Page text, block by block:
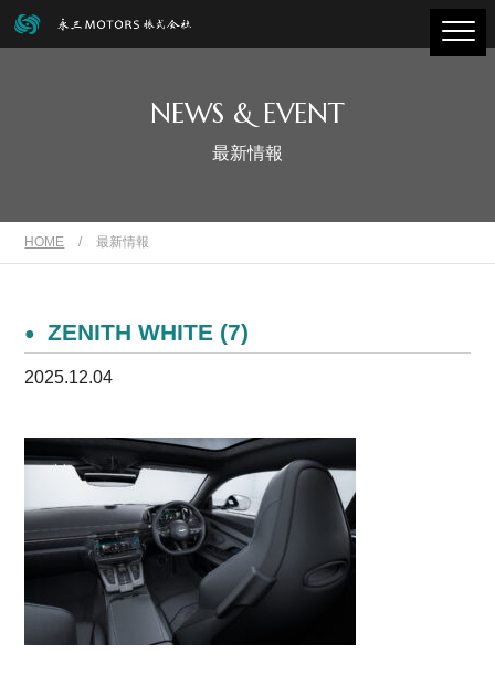
NEWS & EVENT
最新情報
HOME / 最新情報
ZENITH WHITE (7)
2025.12.04